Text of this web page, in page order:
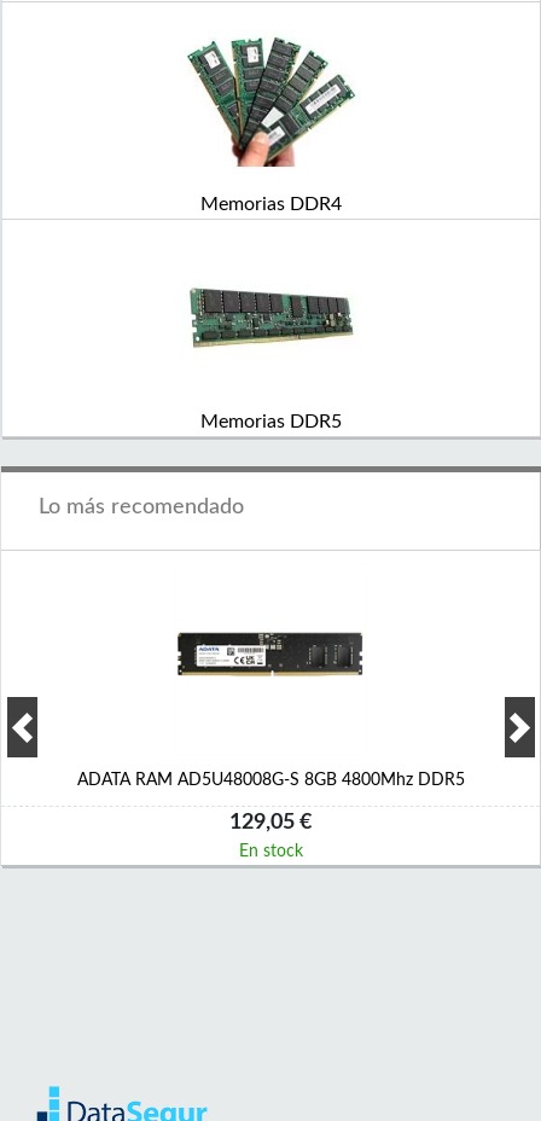
Memorias DDR4
Memorias DDR5
Lo más recomendado
ADATA RAM AD5U48008G-S 8GB 4800Mhz DDR5
129,05 €
En stock